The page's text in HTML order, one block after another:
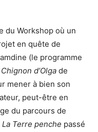
du Workshop où un
en quête de
(le programme
d’Olga de
mener à bien son
peut-être en
du parcours de
La Terre penche passé